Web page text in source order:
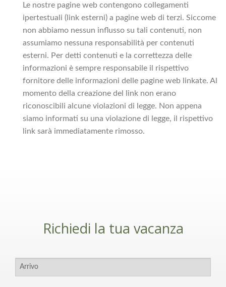
Le nostre pagine web contengono collegamenti
ipertestuali (link esterni) a pagine web di terzi. Siccome
non abbiamo nessun influsso su tali contenuti, non
assumiamo nessuna responsabilità per contenuti
esterni. Per detti contenuti e la correttezza delle
informazioni è sempre responsabile il rispettivo
fornitore delle informazioni delle pagine web linkate. Al
momento della creazione del link non erano
riconoscibili alcune violazioni di legge. Non appena
siamo informati su una violazione di legge, il rispettivo
link sarà immediatamente rimosso.
Richiedi la tua vacanza